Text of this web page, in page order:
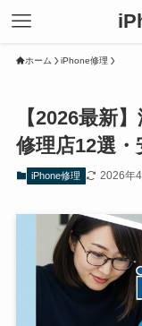
ホーム iPhone修理
【2026最新
修理店12選
iPhone修理 2026年